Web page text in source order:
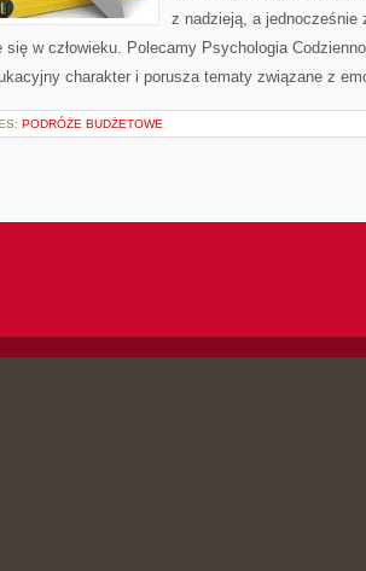
z nadzieją, a jednocześnie
się w człowieku. Polecamy Psychologia
charakter i porusza tematy związane z
PODRÓŻE BUDŻETOWE